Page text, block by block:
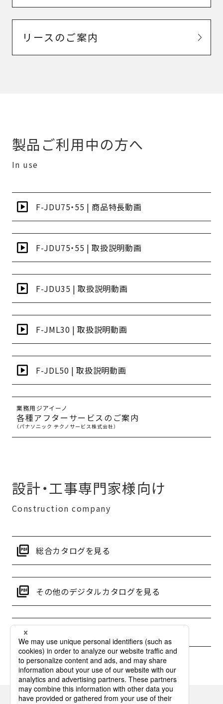
リースのご案内
製品ご利用中の方へ
In use
F-JDU75・55 | 商品特長動画
F-JDU75・55 | 取扱説明動画
F-JDU35 | 取扱説明動画
F-JML30 | 取扱説明動画
F-JDL50 | 取扱説明動画
業務用ジアイーノ
各種アフターサービスのご案内
（パナソニック テクノサービス株式会社）
設計・工事専門家様向け
Construction company
総合カタログを見る
その他のデジタルカタログを見る
パナソニックの電気設備 SNSアカウント